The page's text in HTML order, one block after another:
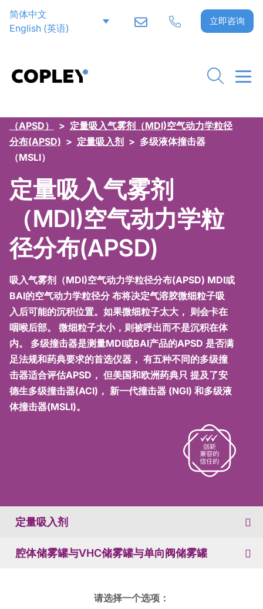
简体中文
English(英语)
立即咨询
（APSD）
> 定量吸入气雾剂（MDI)空气动力学粒径
分布(APSD) > 定量吸入剂 > 多级液体撞击器
（MSLI）
定量吸入气雾剂
（MDI)空气动力学粒
径分布(APSD)
吸入气雾剂（MDI)空气动力学粒径分布(APSD) MDI或
BAI的空气动力学粒径分 布将决定气溶胶微细粒子吸
入后可能的沉积位置。如果微细粒子太大， 则会卡在
咽喉后部。 微细粒子太小，则被呼出而不是沉积在体
内。 多级撞击器是测量MDI或BAI产品的APSD 是否满
足法规和药典要求的首选仪器， 有五种不同的多级撞
击器适合评估APSD， 但美国和欧洲药典只 提及了安
德生多级撞击器(ACI)， 新一代撞击器 (NGI) 和多级液
体撞击器(MSLI)。
定量吸入剂
腔体储雾罐与VHC储雾罐与单向阀储雾罐
请选择一个选项：